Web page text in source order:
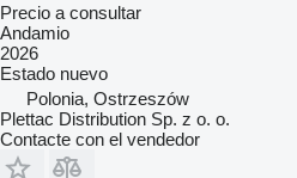
Precio a consultar
Andamio
2026
Estado nuevo
Polonia, Ostrzeszów
Plettac Distribution Sp. z o. o.
Contacte con el vendedor